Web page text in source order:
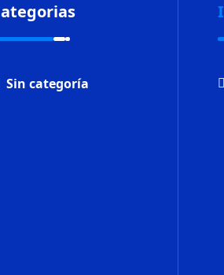
Categorias
Sin categoría